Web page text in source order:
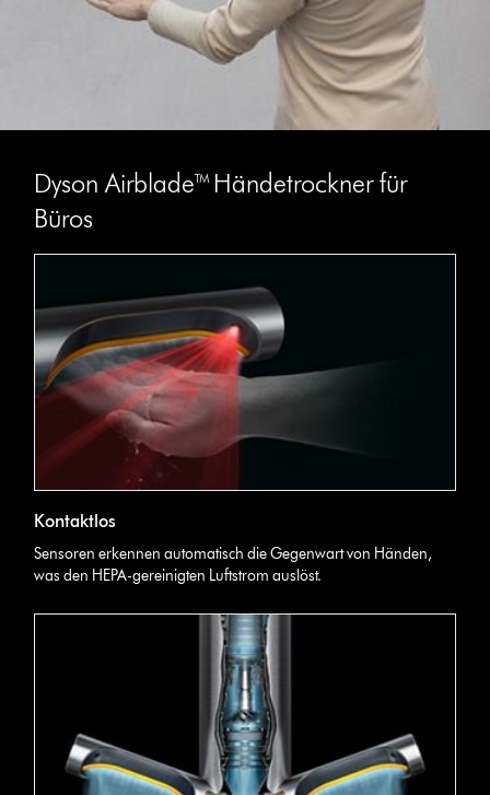
Dyson Airblade™ Händetrockner für
Büros
Kontaktlos
Sensoren erkennen automatisch die Gegenwart von Händen,
was den HEPA-gereinigten Luftstrom auslöst.